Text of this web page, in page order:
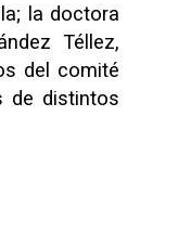
la doctora
Téllez,
del comité
de distintos